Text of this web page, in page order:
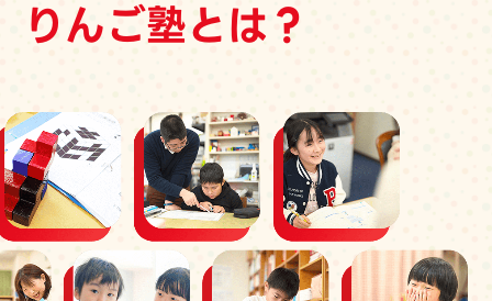
りんご塾とは？